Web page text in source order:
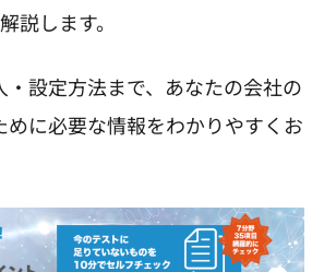
説します。
・設定方法まで、あなたの会社の
に必要な情報をわかりやすくお